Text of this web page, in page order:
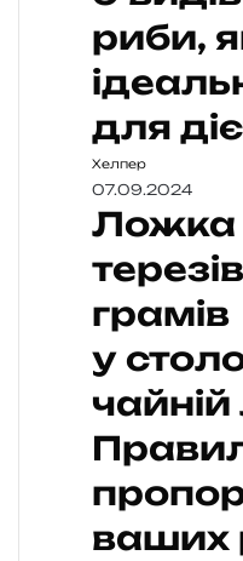
риби,
для
Хелпер
07.09.2024
Ложка
грамів
у
ваших